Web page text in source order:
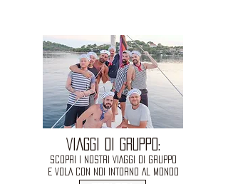
VIAGGI DI GRUPPO:
SCOPRI I NOSTRI VIAGGI DI GRUPPO
E VOLA CON NOI INTORNO AL MONDO